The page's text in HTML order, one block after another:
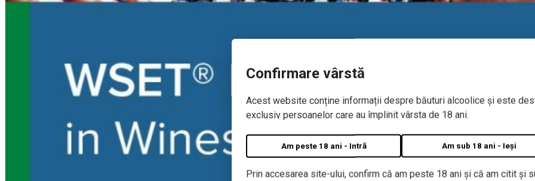
Confirmare vârstă
Acest website conține informații despre băuturi alcoolice și este
exclusiv persoanelor care au împlinit vârsta de 18 ani.
Am peste 18 ani - Intră Am sub 18 ani - Ieși
Prin accesarea site-ului, confirm că am peste 18 ani și că am citit și